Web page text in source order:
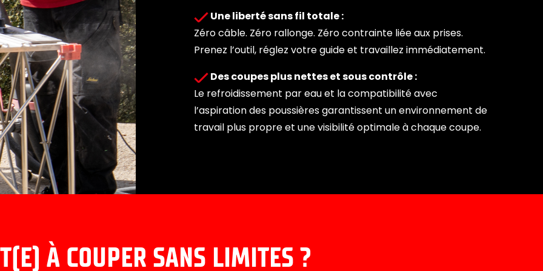
Une liberté sans fil totale :
Zéro câble. Zéro rallonge. Zéro contrainte liée aux prises.
Prenez l’outil, réglez votre guide et travaillez immédiatement.
Des coupes plus nettes et sous contrôle :
Le refroidissement par eau et la compatibilité avec
l’aspiration des poussières garantissent un environnement de
travail plus propre et une visibilité optimale à chaque coupe.
À COUPER SANS LIMITES ?